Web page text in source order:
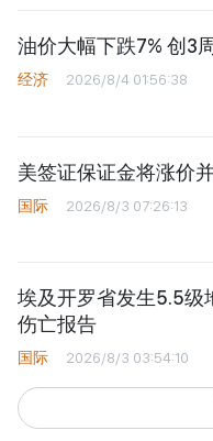
油价大幅下跌7% 创3
经济 2026/8/4 01:56:38
美签证保证金将涨价
国际 2026/8/3 07:26:13
埃及开罗省发生5.5级
伤亡报告
国际 2026/8/3 03:54:10